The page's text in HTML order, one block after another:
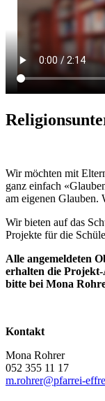
Wir möchten mit
ganz einfach
am eigenen Glauben.
Wir bieten auf das
Projekte für die
Alle angemeldeten
erhalten die Projekt-
bitte bei Mona
Kontakt
Mona Rohrer
052 355 11 17
m.rohrer@pfarrei-